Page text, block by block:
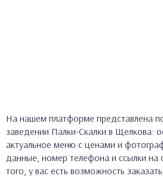
На нашем платформе представлена
заведении Палки-Скалки в Щелкова:
актуальное меню с ценами и
данные, номер телефона и ссылки на
того, у вас есть возможность